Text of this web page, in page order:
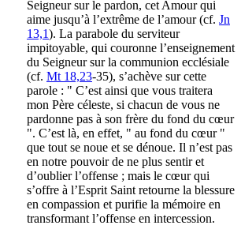
Seigneur sur le pardon, cet Amour qui
aime jusqu’à l’extrême de l’amour (cf. Jn
13,1). La parabole du serviteur
impitoyable, qui couronne l’enseignement
du Seigneur sur la communion ecclésiale
(cf. Mt 18,23-35), s’achève sur cette
parole : " C’est ainsi que vous traitera
mon Père céleste, si chacun de vous ne
pardonne pas à son frère du fond du cœur
". C’est là, en effet, " au fond du cœur "
que tout se noue et se dénoue. Il n’est pas
en notre pouvoir de ne plus sentir et
d’oublier l’offense ; mais le cœur qui
s’offre à l’Esprit Saint retourne la blessure
en compassion et purifie la mémoire en
transformant l’offense en intercession.